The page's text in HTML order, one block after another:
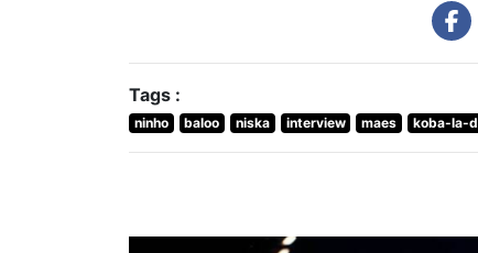
Tags :
ninho baloo niska interview maes koba-la-d